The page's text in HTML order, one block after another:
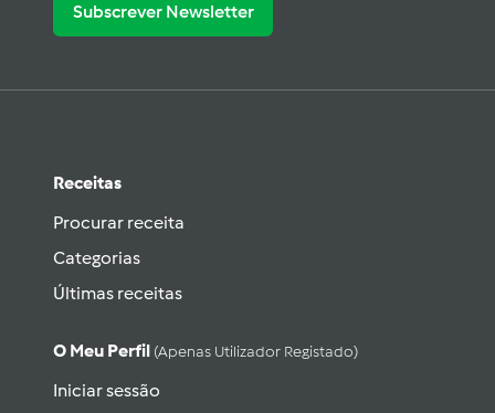
Subscrever Newsletter
Receitas
Procurar receita
Categorias
Últimas receitas
O Meu Perfil (apenas Utilizador Registado)
Iniciar sessão